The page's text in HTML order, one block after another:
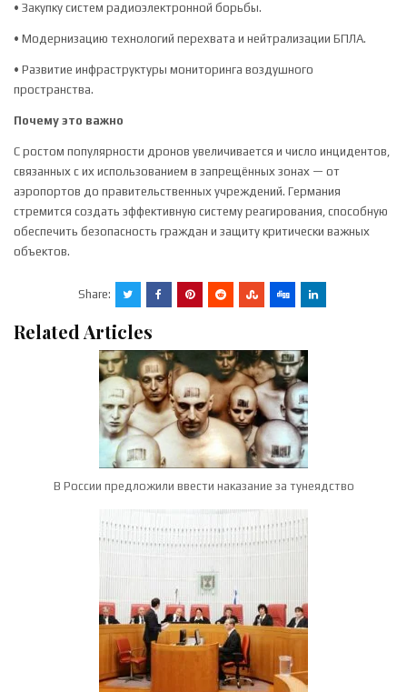
• Закупку систем радиоэлектронной борьбы.
• Модернизацию технологий перехвата и нейтрализации БПЛА.
• Развитие инфраструктуры мониторинга воздушного
пространства.
Почему это важно
С ростом популярности дронов увеличивается и число инцидентов,
связанных с их использованием в запрещённых зонах — от
аэропортов до правительственных учреждений. Германия
стремится создать эффективную систему реагирования, способную
обеспечить безопасность граждан и защиту критически важных
объектов.
Share:
Related Articles
В России предложили ввести наказание за тунеядство